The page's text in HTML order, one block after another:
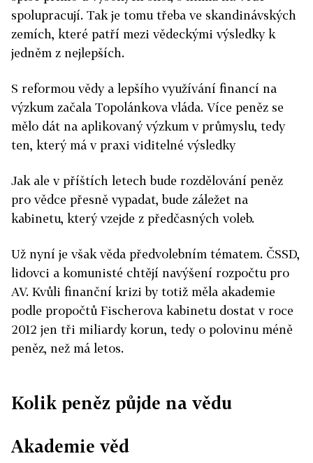
spolupracují. Tak je tomu třeba ve skandinávských
zemích, které patří mezi vědeckými výsledky k
jedněm z nejlepších.
S reformou vědy a lepšího využívání financí na
výzkum začala Topolánkova vláda. Více peněz se
mělo dát na aplikovaný výzkum v průmyslu, tedy
ten, který má v praxi viditelné výsledky
Jak ale v příštích letech bude rozdělování peněz
pro vědce přesně vypadat, bude záležet na
kabinetu, který vzejde z předčasných voleb.
Už nyní je však věda předvolebním tématem. ČSSD,
lidovci a komunisté chtějí navýšení rozpočtu pro
AV. Kvůli finanční krizi by totiž měla akademie
podle propočtů Fischerova kabinetu dostat v roce
2012 jen tři miliardy korun, tedy o polovinu méně
peněz, než má letos.
Kolik peněz půjde na vědu
Akademie věd